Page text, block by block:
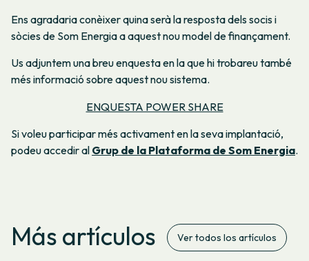
Ens agradaria conèixer quina serà la resposta dels socis i
sòcies de Som Energia a aquest nou model de finançament.
Us adjuntem una breu enquesta en la que hi trobareu també
més informació sobre aquest nou sistema.
ENQUESTA POWER SHARE
Si voleu participar més activament en la seva implantació,
podeu accedir al Grup de la Plataforma de Som Energia.
Más artículos Ver todos los artículos